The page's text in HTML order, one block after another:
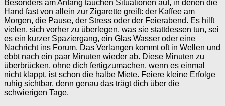
Besonders am Anfang tauchen Situationen auf, in denen die
Hand fast von allein zur Zigarette greift: der Kaffee am
Morgen, die Pause, der Stress oder der Feierabend. Es hilft
vielen, sich vorher zu überlegen, was sie stattdessen tun, sei
es ein kurzer Spaziergang, ein Glas Wasser oder eine
Nachricht ins Forum. Das Verlangen kommt oft in Wellen und
ebbt nach ein paar Minuten wieder ab. Diese Minuten zu
überbrücken, ohne dich fertigzumachen, wenn es einmal
nicht klappt, ist schon die halbe Miete. Feiere kleine Erfolge
ruhig sichtbar, denn genau das trägt dich über die
schwierigen Tage.